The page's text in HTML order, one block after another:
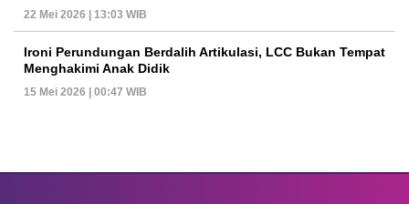
22 Mei 2026 | 13:03 WIB
Ironi Perundungan Berdalih Artikulasi, LCC Bukan Tempat
Menghakimi Anak Didik
15 Mei 2026 | 00:47 WIB